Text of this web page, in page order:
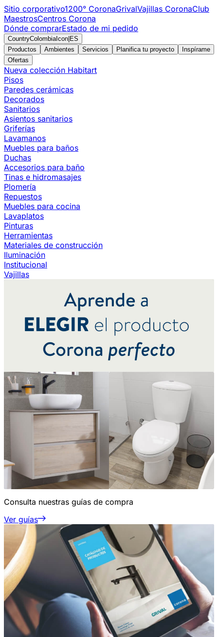
Sitio corporativo1200° CoronaGrivalVajillas CoronaClub
MaestrosCentros Corona
Dónde comprarEstado de mi pedido
CountryColombiaIcon ES
Productos
Ambientes Servicios Planifica tu proyecto
Inspírame
Ofertas
Nueva colección Habitart
Pisos
Paredes cerámicas
Decorados
Sanitarios
Asientos sanitarios
Griferías
Lavamanos
Muebles para baños
Duchas
Accesorios para baño
Tinas e hidromasajes
Plomería
Repuestos
Muebles para cocina
Lavaplatos
Pinturas
Herramientas
Materiales de construcción
Iluminación
Institucional
Vajillas
Consulta nuestras guías de compra
Ver guías